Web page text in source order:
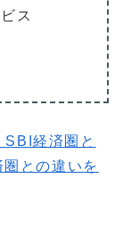
ス
SBI経済圏と
との違いを